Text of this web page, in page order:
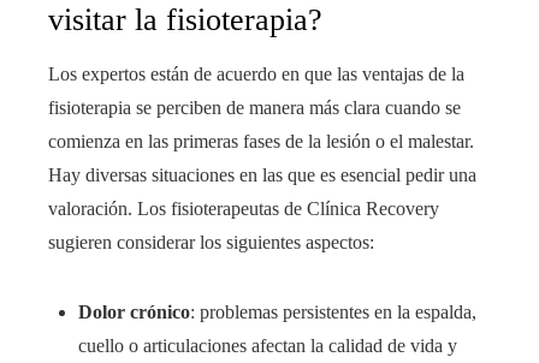
visitar la fisioterapia?
Los expertos están de acuerdo en que las ventajas de la
fisioterapia se perciben de manera más clara cuando se
comienza en las primeras fases de la lesión o el malestar.
Hay diversas situaciones en las que es esencial pedir una
valoración. Los fisioterapeutas de Clínica Recovery
sugieren considerar los siguientes aspectos:
Dolor crónico: problemas persistentes en la espalda,
cuello o articulaciones afectan la calidad de vida y